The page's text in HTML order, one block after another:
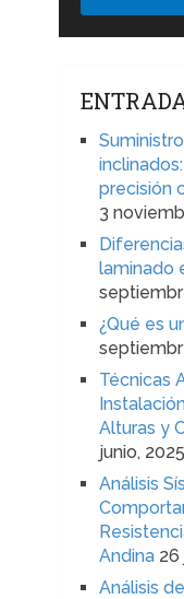
precisión
3
laminado
¿Qué es
Técnicas
Alturas y
junio, 2025
Análisis
Andina 26
Análisis